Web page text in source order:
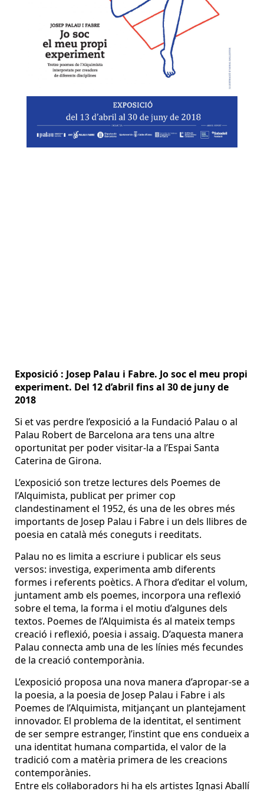
Exposició : Josep Palau i Fabre. Jo soc el meu propi
experiment. Del 12 d’abril fins al 30 de juny de
2018
Si et vas perdre l’exposició a la Fundació Palau o al
Palau Robert de Barcelona ara tens una altre
oportunitat per poder visitar-la a l’Espai Santa
Caterina de Girona.
L’exposició son tretze lectures dels Poemes de
l’Alquimista, publicat per primer cop
clandestinament el 1952, és una de les obres més
importants de Josep Palau i Fabre i un dels llibres de
poesia en català més coneguts i reeditats.
Palau no es limita a escriure i publicar els seus
versos: investiga, experimenta amb diferents
formes i referents poètics. A l’hora d’editar el volum,
juntament amb els poemes, incorpora una reflexió
sobre el tema, la forma i el motiu d’algunes dels
textos. Poemes de l’Alquimista és al mateix temps
creació i reflexió, poesia i assaig. D’aquesta manera
Palau connecta amb una de les línies més fecundes
de la creació contemporània.
L’exposició proposa una nova manera d’apropar-se a
la poesia, a la poesia de Josep Palau i Fabre i als
Poemes de l’Alquimista, mitjançant un plantejament
innovador. El problema de la identitat, el sentiment
de ser sempre estranger, l’instint que ens condueix a
una identitat humana compartida, el valor de la
tradició com a matèria primera de les creacions
contemporànies.
Entre els col·laboradors hi ha els artistes Ignasi Aballí